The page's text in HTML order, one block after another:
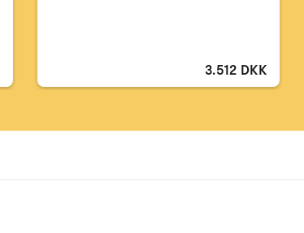
3.512 DKK